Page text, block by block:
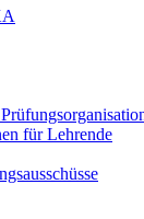
für Lehrende